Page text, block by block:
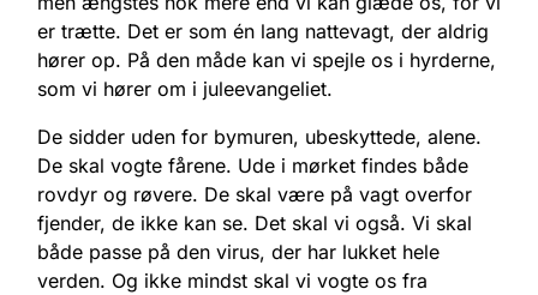
er trætte. Det er som én lang nattevagt, der aldrig
hører op. På den måde kan vi spejle os i hyrderne,
som vi hører om i juleevangeliet.
De sidder uden for bymuren, ubeskyttede, alene.
De skal vogte fårene. Ude i mørket findes både
rovdyr og røvere. De skal være på vagt overfor
fjender, de ikke kan se. Det skal vi også. Vi skal
både passe på den virus, der har lukket hele
verden. Og ikke mindst skal vi vogte os fra